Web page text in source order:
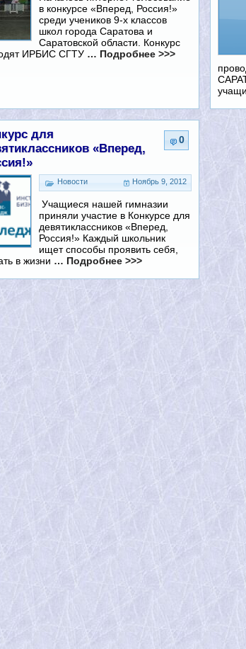
в конкурсе «Вперед, Россия!»
среди учеников 9-х классов
школ города Саратова и
Саратовской области. Конкурс
ИРБИС СГТУ … Подробнее >>>
0
для
«Вперед,
Ноябрь 9, 2012
Новости
Учащиеся нашей гимназии
приняли участие в Конкурсе для
девятиклассников «Вперед,
Россия!» Каждый школьник
ищет способы проявить себя,
в жизни … Подробнее >>>